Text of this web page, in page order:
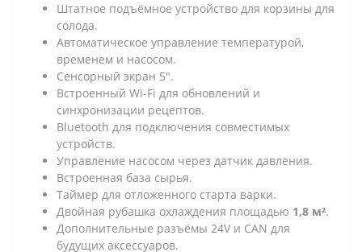
Штатное подъёмное устройство для корзины для
солода.
Автоматическое управление температурой,
временем и насосом.
Сенсорный экран 5".
Встроенный Wi-Fi для обновлений и
синхронизации рецептов.
Bluetooth для подключения совместимых
устройств.
Управление насосом через датчик давления.
Встроенная база сырья.
Таймер для отложенного старта варки.
Двойная рубашка охлаждения площадью 1,8 м².
Дополнительные разъёмы 24V и CAN для
будущих аксессуаров.